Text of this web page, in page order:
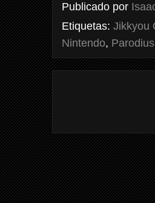
Publicado por
Etiquetas: Jikkyou
Nintendo, Parodius